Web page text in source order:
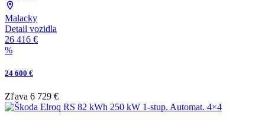
Malacky
Detail vozidla
26 416 €
%
24 600 €
Zľava 6 729 €